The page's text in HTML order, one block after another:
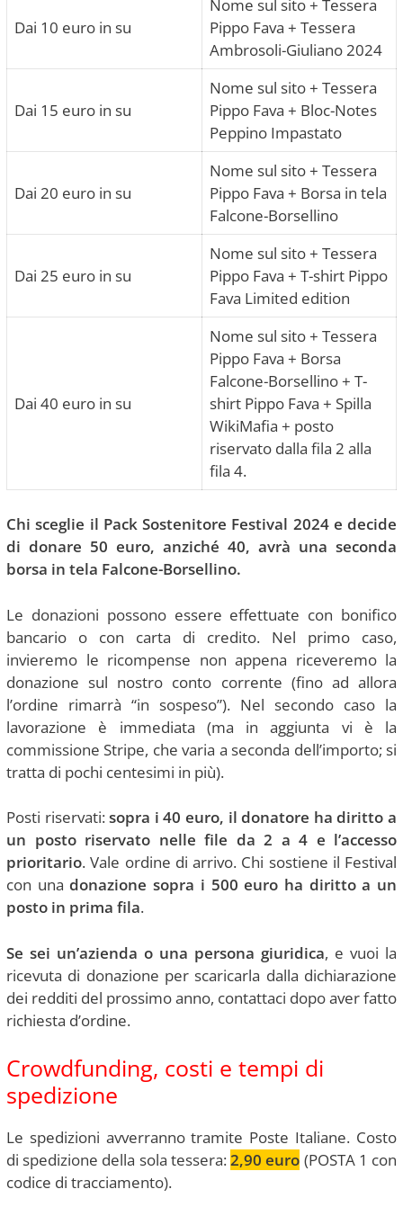
Dai 10 euro in su
Nome sul sito + Tessera
Pippo Fava + Tessera
Ambrosoli-Giuliano 2024
Dai 15 euro in su
Nome sul sito + Tessera
Pippo Fava + Bloc-Notes
Peppino Impastato
Dai 20 euro in su
Nome sul sito + Tessera
Pippo Fava + Borsa in tela
Falcone-Borsellino
Dai 25 euro in su
Nome sul sito + Tessera
Pippo Fava + T-shirt Pippo
Fava Limited edition
Dai 40 euro in su
Nome sul sito + Tessera
Pippo Fava + Borsa
Falcone-Borsellino + T-
shirt Pippo Fava + Spilla
WikiMafia + posto
riservato dalla fila 2 alla
fila 4.
Chi sceglie il Pack Sostenitore Festival 2024 e decide
di donare 50 euro, anziché 40, avrà una seconda
borsa in tela Falcone-Borsellino.
Le donazioni possono essere effettuate con bonifico
bancario o con carta di credito. Nel primo caso,
invieremo le ricompense non appena riceveremo la
donazione sul nostro conto corrente (fino ad allora
l’ordine rimarrà “in sospeso”). Nel secondo caso la
lavorazione è immediata (ma in aggiunta vi è la
commissione Stripe, che varia a seconda dell’importo; si
tratta di pochi centesimi in più).
Posti riservati:sopra i 40 euro, il donatore ha diritto a
un posto riservato nelle file da 2 a 4 e l’accesso
prioritario. Vale ordine di arrivo. Chi sostiene il Festival
con unadonazione sopra i 500 euro ha diritto a un
posto in prima fila.
Se sei un’azienda o una persona giuridica, e vuoi la
ricevuta di donazione per scaricarla dalla dichiarazione
dei redditi del prossimo anno, contattaci dopo aver fatto
richiesta d’ordine.
Crowdfunding, costi e tempi di
spedizione
Le spedizioni avverranno tramite Poste Italiane. Costo
di spedizione della sola tessera:2,90 euro (POSTA 1 con
codice di tracciamento).